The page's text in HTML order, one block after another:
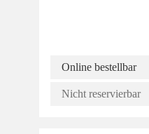
Online bestellbar
Nicht reservierbar